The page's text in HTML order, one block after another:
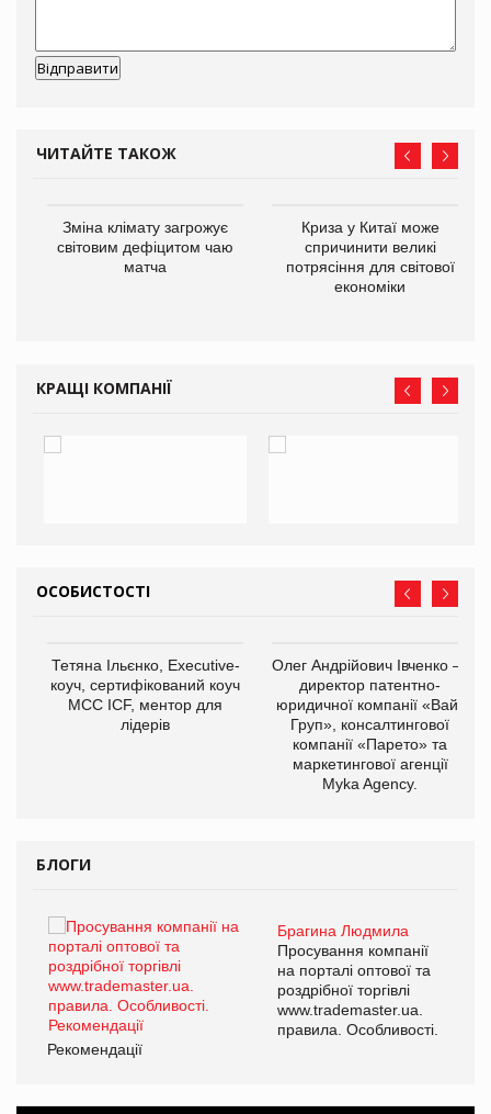
ЧИТАЙТЕ ТАКОЖ
Зміна клімату загрожує
світовим дефіцитом чаю
матча
Криза у Китаї може
спричинити великі
потрясіння для світової
економіки
КРАЩІ КОМПАНІЇ
ОСОБИСТОСТІ
Тетяна Ільєнко, Executive-
коуч, сертифікований коуч
МСС ICF, ментор для
лідерів
Олег Андрійович Івченко —
директор патентно-
юридичної компанії «Вайз
Груп», консалтингової
компанії «Парето» та
маркетингової агенції
Myka Agency.
БЛОГИ
Брагина Людмила
Просування компанії
на порталі оптової та
роздрібної торгівлі
www.trademaster.ua.
правила. Особливості.
Рекомендації